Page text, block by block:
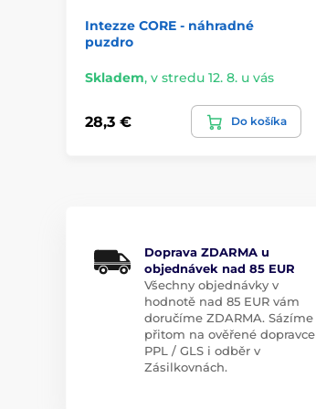
Intezze CORE - náhradné
puzdro
Skladem, v stredu 12. 8. u vás
28,3 € Do košíka
Doprava ZDARMA u
objednávek nad 85 EUR
Všechny objednávky v
hodnotě nad 85 EUR vám
doručíme ZDARMA. Sázíme
přitom na ověřené dopravce
PPL / GLS i odběr v
Zásilkovnách.